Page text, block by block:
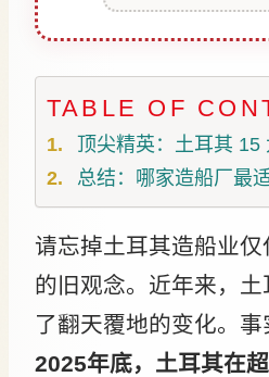
TABLE OF
顶尖精英：土耳其 15
总结：哪家造船厂最
请忘掉土耳其造船业仅
的旧观念。近年来，
了翻天覆地的变化。事
2025年底，土耳其在